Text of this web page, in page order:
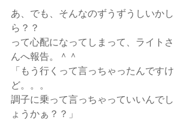
あ、でも、そんなのずうずうしいかし
ら？？
って心配になってしまって、ライトさ
んへ報告。＾＾
「もう行くって言っちゃったんですけ
ど。。。
調子に乗って言っちゃっていいんでし
ょうかぁ？？」